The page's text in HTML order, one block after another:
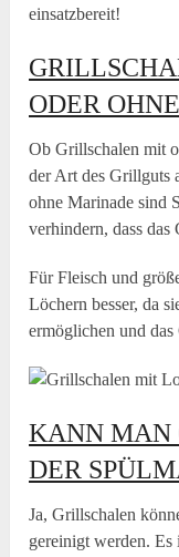
einsatzbereit!
ODER
Ob Grillschalen mit
der Art des Grillguts
ohne Marinade sind
verhindern, dass
Für Fleisch und
Löchern besser, da
ermöglichen und
KANN MAN
DER
Ja, Grillschalen
gereinigt werden.